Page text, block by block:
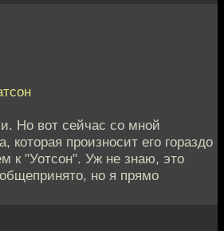
Но вот сейчас со мной
которая произносит его гораздо
к "Уотсон". Уж не знаю, это
но я прямо